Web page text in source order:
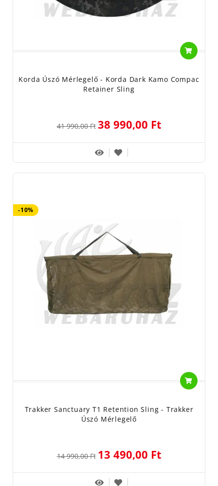
Korda Úszó Mérlegelő - Korda Dark Kamo Compac
Retainer Sling
41 990,00 Ft 38 990,00 Ft
-10%
Trakker Sanctuary T1 Retention Sling - Trakker
Úszó Mérlegelő
14 990,00 Ft 13 490,00 Ft